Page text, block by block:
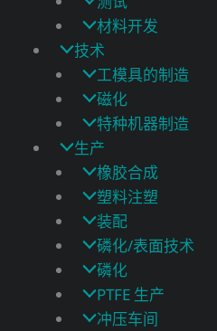
材料开发
技术
工模具的制造
磁化
特种机器制造
生产
橡胶合成
塑料注塑
装配
磷化/表面技术
磷化
PTFE 生产
冲压车间